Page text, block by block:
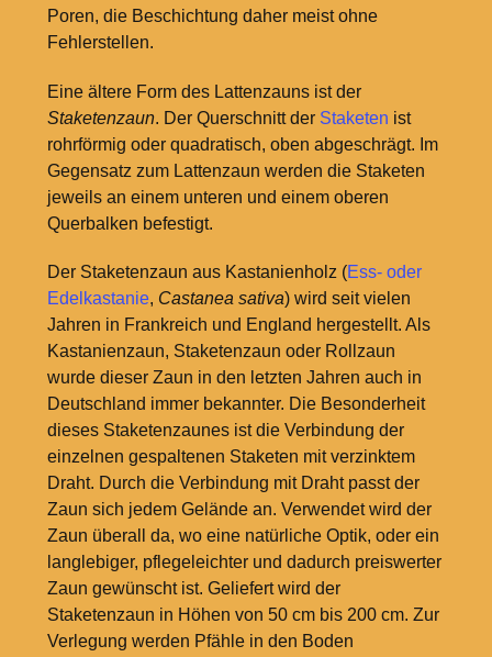
Poren, die Beschichtung daher meist ohne
Fehlerstellen.
Eine ältere Form des Lattenzauns ist der
Staketenzaun. Der Querschnitt der Staketen ist
rohrförmig oder quadratisch, oben abgeschrägt. Im
Gegensatz zum Lattenzaun werden die Staketen
jeweils an einem unteren und einem oberen
Querbalken befestigt.
Der Staketenzaun aus Kastanienholz (Ess- oder
Edelkastanie, Castanea sativa) wird seit vielen
Jahren in Frankreich und England hergestellt. Als
Kastanienzaun, Staketenzaun oder Rollzaun
wurde dieser Zaun in den letzten Jahren auch in
Deutschland immer bekannter. Die Besonderheit
dieses Staketenzaunes ist die Verbindung der
einzelnen gespaltenen Staketen mit verzinktem
Draht. Durch die Verbindung mit Draht passt der
Zaun sich jedem Gelände an. Verwendet wird der
Zaun überall da, wo eine natürliche Optik, oder ein
langlebiger, pflegeleichter und dadurch preiswerter
Zaun gewünscht ist. Geliefert wird der
Staketenzaun in Höhen von 50 cm bis 200 cm. Zur
Verlegung werden Pfähle in den Boden